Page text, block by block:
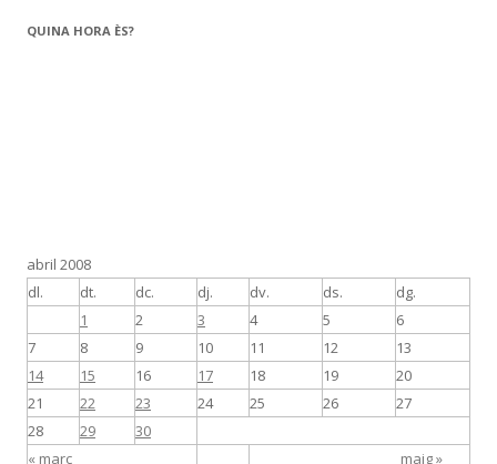
QUINA HORA ÈS?
abril 2008
dl.
dt. dc. dj. dv. ds. dg.
« març maig »
1 2 3 4 5
6
7
8 9 10 11 12
13
14
15 16 17 18 19
20
21
22 23 24 25 26
27
28
29 30